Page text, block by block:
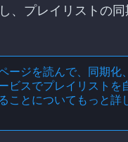
、プレイリストの同
ージを読んで、
同期化
ビスでプレイリストを
ことについてもっと詳